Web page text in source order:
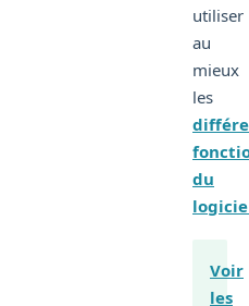
utiliser
au
mieux
les
du
Voir
les